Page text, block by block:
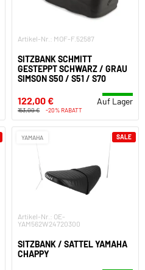
Artikel-Nr.: MOF-F.52587
SITZBANK SCHMITT
GESTEPPT SCHWARZ / GRAU
SIMSON S50 / S51 / S70
122,00 € Auf Lager
153,00 € -20% RABATT
YAMAHA
Artikel-Nr.: OE-
YAM562W24720300
SITZBANK / SATTEL YAMAHA
CHAPPY
SALE